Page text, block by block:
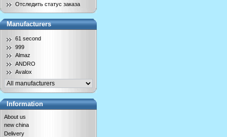
Отследить статус заказа
Manufacturers
61 second
999
Almaz
ANDRO
Avalox
Information
About us
new china
Delivery